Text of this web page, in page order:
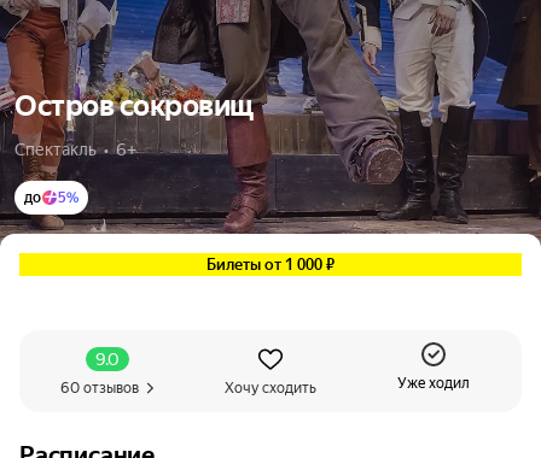
Остров сокровищ
Спектакль  •  6+
до 5%
Билеты от 1 000 ₽
9.0
60 отзывов Хочу сходить Уже ходил